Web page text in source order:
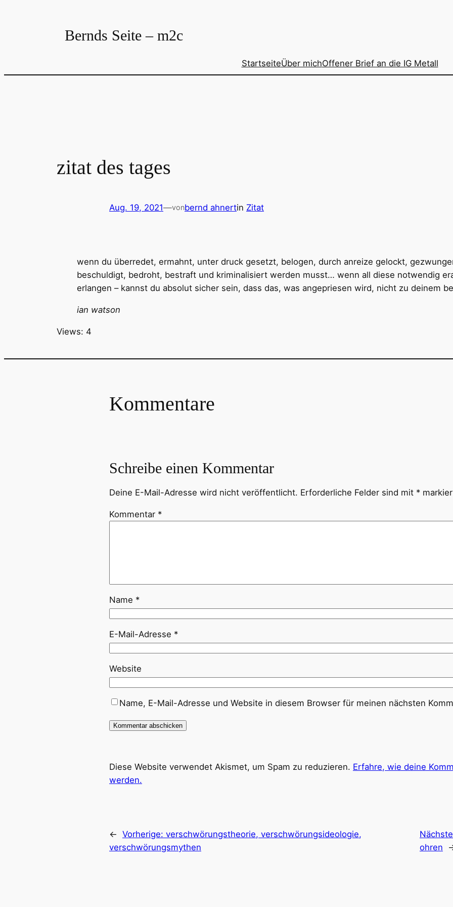
Bernds Seite – m2c
StartseiteÜber michOffener Brief an die IG Metall
zitat des tages
Aug. 19, 2021—vonbernd ahnertin Zitat
wenn du überredet, ermahnt, unter druck gesetzt, belogen, durch anreize gelockt,
beschuldigt, bedroht, bestraft und kriminalisiert werden musst… wenn all diese notwendig
erlangen – kannst du absolut sicher sein, dass das, was angepriesen wird, nicht zu deinem
ian watson
Views: 4
Kommentare
Schreibe einen Kommentar
Deine E-Mail-Adresse wird nicht veröffentlicht. Erforderliche Felder sind mit *
Kommentar *
Name *
E-Mail-Adresse *
Website
Name, E-Mail-Adresse und Website in diesem Browser für meinen nächsten
Diese Website verwendet Akismet, um Spam zu reduzieren. Erfahre, wie deine
werden.
← Vorherige: verschwörungstheorie, verschwörungsideologie,
verschwörungsmythen
ohren